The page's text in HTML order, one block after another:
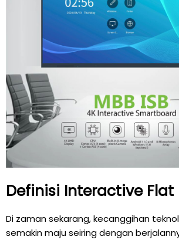
Definisi Interactive Flat
Di zaman sekarang, kecanggihan
semakin maju seiring dengan